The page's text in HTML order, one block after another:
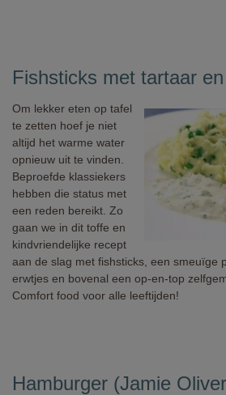
Fishsticks met tartaar
Om lekker eten op tafel
te zetten hoef je niet
altijd het warme water
opnieuw uit te vinden.
Beproefde klassiekers
hebben die status met
een reden bereikt. Zo
gaan we in dit toffe en
kindvriendelijke recept
aan de slag met fishsticks, een smeuïge
erwtjes en bovenal een op-en-top
Comfort food voor alle leeftijden!
Hamburger (Jamie